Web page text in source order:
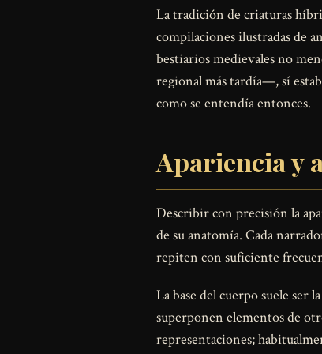
La tradición de criaturas
compilaciones ilustradas de
bestiarios medievales no
regional más tardía—, sí
como se entendía entonces.
Apariencia y
Describir con precisión la
de su anatomía. Cada
repiten con suficiente
La base del cuerpo suele ser
superponen elementos de
representaciones;